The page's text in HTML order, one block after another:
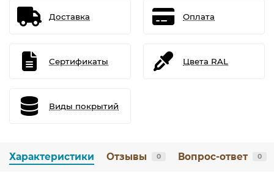
Доставка Оплата
Сертификаты Цвета RAL
Виды покрытий
Характеристики Отзывы 0 Вопрос-ответ 0